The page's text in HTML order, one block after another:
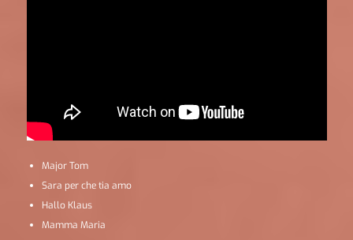
Major Tom
Sara per che tia amo
Hallo Klaus
Mamma Maria